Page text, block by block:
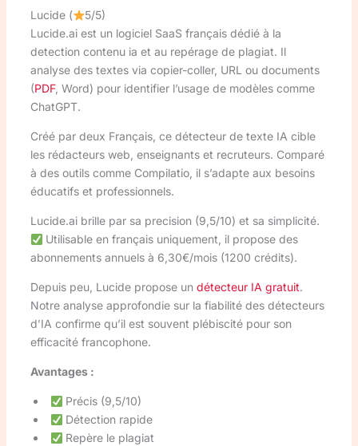
Lucide (
5/5)
Lucide.ai est un logiciel SaaS français dédié à la
detection contenu ia et au repérage de plagiat. Il
analyse des textes via copier-coller, URL ou documents
(PDF, Word) pour identifier l’usage de modèles comme
ChatGPT.
Créé par deux Français, ce détecteur de texte IA cible
les rédacteurs web, enseignants et recruteurs. Comparé
à des outils comme Compilatio, il s’adapte aux besoins
éducatifs et professionnels.
Lucide.ai brille par sa precision (9,5/10) et sa simplicité.
Utilisable en français uniquement, il propose des
abonnements annuels à 6,30€/mois (1200 crédits).
Depuis peu, Lucide propose un détecteur IA gratuit.
Notre analyse approfondie sur la fiabilité des détecteurs
d’IA confirme qu’il est souvent plébiscité pour son
efficacité francophone.
Avantages :
Précis (9,5/10)
Détection rapide
Repère le plagiat